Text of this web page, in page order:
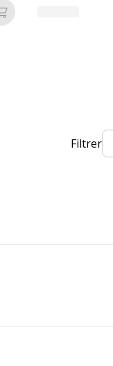
Ajouter au panier
Filtrer